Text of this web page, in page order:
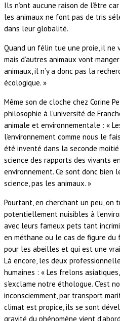
Ils n’ont aucune raison de l’être
les animaux ne font pas de tris
dans leur globalité.
Quand un félin tue une proie, il
mais d’autres animaux vont
animaux, il n’y a donc pas la
écologique. »
Même son de cloche chez Corine
philosophie à l’université de
animale et environnementale : «
l’environnement comme nous le
été inventé dans la seconde
science des rapports des vivants
environnement. Ce sont donc bien
science, pas les animaux. »
Pourtant, en cherchant un peu, on
potentiellement nuisibles à
avec leurs fameux pets tant
en méthane ou le cas de figure
pour les abeilles et qui est une
Là encore, les deux
humaines : « Les frelons
s’exclame notre éthologue. C’est
inconsciemment, par transport
climat est propice, ils se sont
gravité du phénomène vient